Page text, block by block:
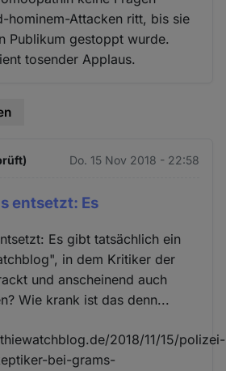
hominem-Attacken ritt, bis sie
Publikum gestoppt wurde.
tosender Applaus.
Do. 15 Nov 2018 - 22:58
entsetzt: Es
Es gibt tatsächlich ein
in dem Kritiker der
und anscheinend auch
Wie krank ist das denn...
2018/11/15/polizei-
bei-grams-